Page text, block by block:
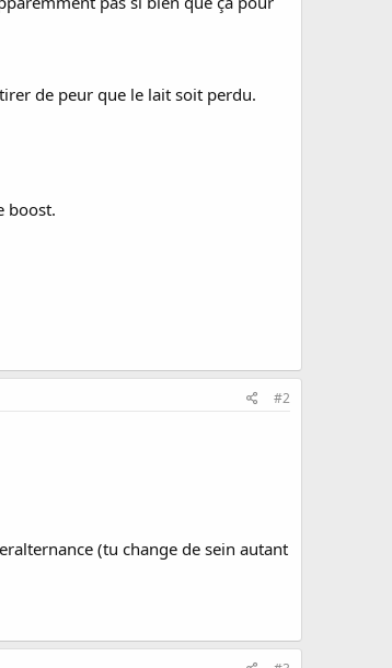
de peur que le lait soit perdu.
boost.
#2
(tu change de sein autant